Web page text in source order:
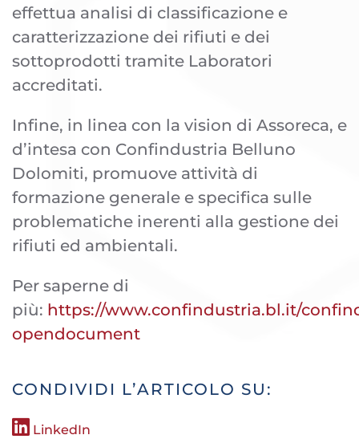
effettua analisi di classificazione e
caratterizzazione dei rifiuti e dei
sottoprodotti tramite Laboratori
accreditati.
Infine, in linea con la vision di Assoreca, e
d’intesa con Confindustria Belluno
Dolomiti, promuove attività di
formazione generale e specifica sulle
problematiche inerenti alla gestione dei
rifiuti ed ambientali.
Per saperne di
più: https://www.confindustria.bl.it/
opendocument
CONDIVIDI L’ARTICOLO SU:
LinkedIn